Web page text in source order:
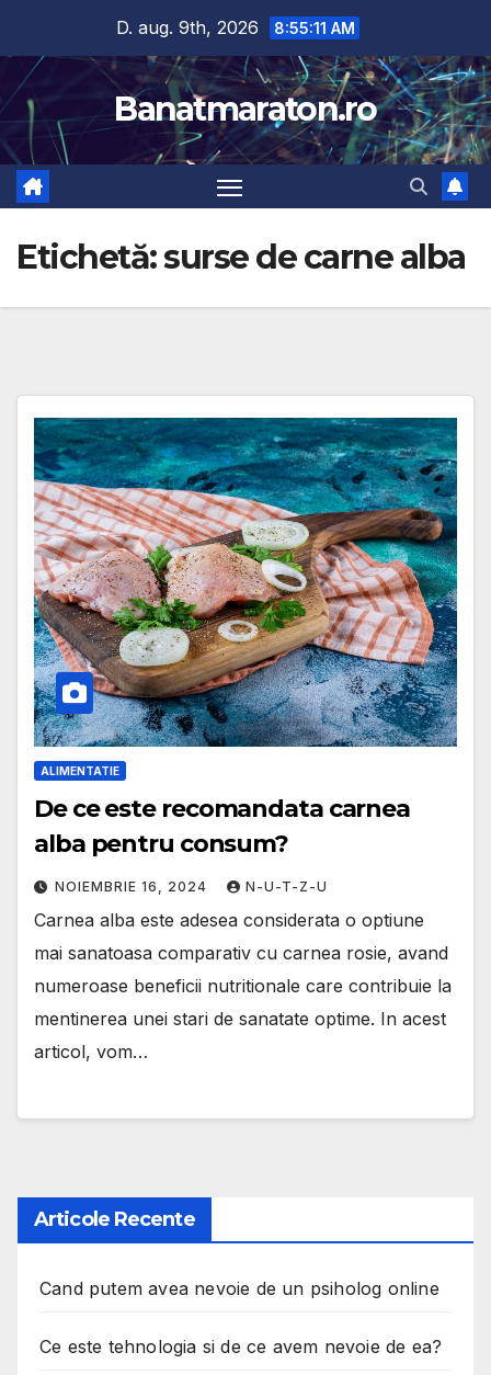
content
D. aug. 9th, 2026 8:55:12 AM
Banatmaraton.ro
Etichetă:surse de carne alba
ALIMENTATIE
De ce este recomandata carnea
alba pentru consum?
NOIEMBRIE 16, 2024 N-U-T-Z-U
Carnea alba este adesea considerata o optiune
mai sanatoasa comparativ cu carnea rosie, avand
numeroase beneficii nutritionale care contribuie la
mentinerea unei stari de sanatate optime. In acest
articol, vom…
Articole Recente
Cand putem avea nevoie de un psiholog online
Ce este tehnologia si de ce avem nevoie de ea?